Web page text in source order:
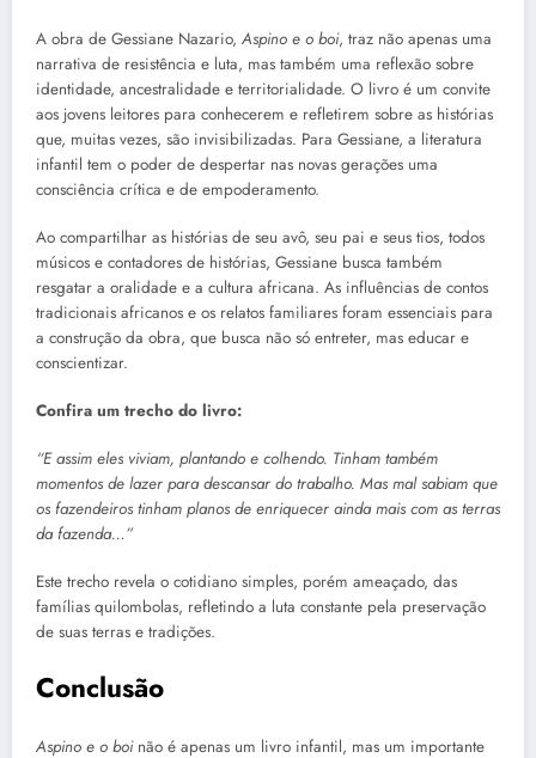
A obra de Gessiane Nazario, Aspino e o boi, traz não apenas uma
narrativa de resistência e luta, mas também uma reflexão sobre
identidade, ancestralidade e territorialidade. O livro é um convite
aos jovens leitores para conhecerem e refletirem sobre as histórias
que, muitas vezes, são invisibilizadas. Para Gessiane, a literatura
infantil tem o poder de despertar nas novas gerações uma
consciência crítica e de empoderamento.
Ao compartilhar as histórias de seu avô, seu pai e seus tios, todos
músicos e contadores de histórias, Gessiane busca também
resgatar a oralidade e a cultura africana. As influências de contos
tradicionais africanos e os relatos familiares foram essenciais para
a construção da obra, que busca não só entreter, mas educar e
conscientizar.
Confira um trecho do livro:
“E assim eles viviam, plantando e colhendo. Tinham também
momentos de lazer para descansar do trabalho. Mas mal sabiam que
os fazendeiros tinham planos de enriquecer ainda mais com as terras
da fazenda…”
Este trecho revela o cotidiano simples, porém ameaçado, das
famílias quilombolas, refletindo a luta constante pela preservação
de suas terras e tradições.
Conclusão
Aspino e o boinão é apenas um livro infantil, mas um importante